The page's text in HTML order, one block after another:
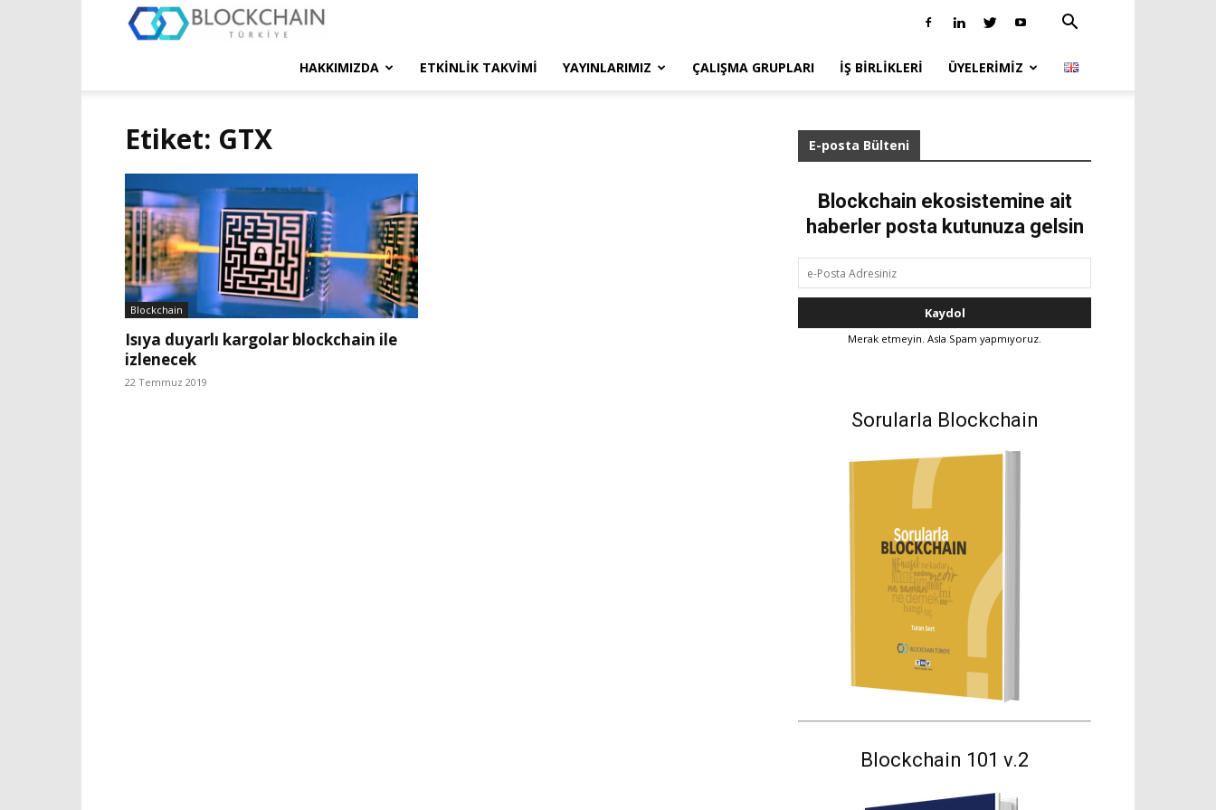
Türkiye
HAKKIMIZDA ETKINLIK TAKVIMI YAYINLARIMIZ ÇALIŞMA GRUPLARI İŞ BIRLIKLERI ÜYELERIMIZ
Etiket: GTX
Blockchain
Isıya duyarlı kargolar blockchain ile
izlenecek
22 Temmuz 2019
E-posta Bülteni
Blockchain ekosistemine ait
haberler posta kutunuza gelsin
Merak etmeyin. Asla Spam yapmıyoruz.
Sorularla Blockchain
Blockchain 101 v.2